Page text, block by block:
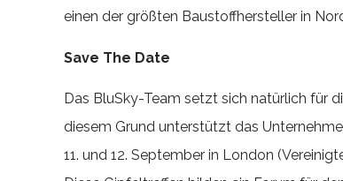
einen der größten Baustoffhersteller in
Save The Date
Das BluSky-Team setzt sich natürlich für
diesem Grund unterstützt das
11. und 12. September in London